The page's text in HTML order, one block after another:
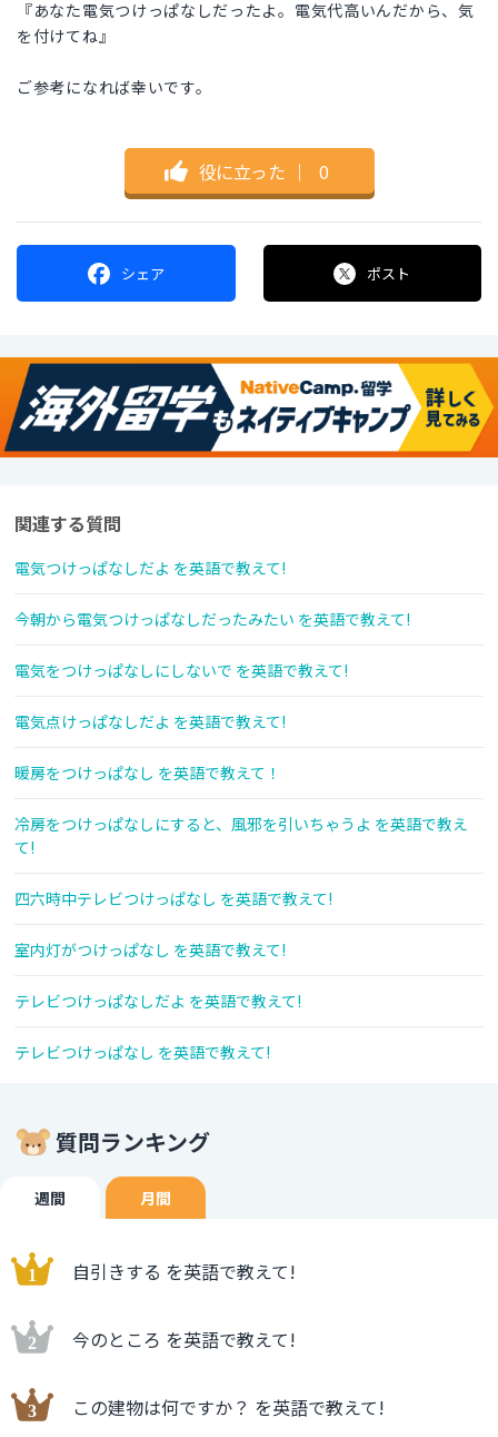
『あなた電気つけっぱなしだったよ。電気代高いんだから、気
を付けてね』
ご参考になれば幸いです。
役に立った ｜ 0
シェア ポスト
関連する質問
電気つけっぱなしだよ を英語で教えて!
今朝から電気つけっぱなしだったみたい を英語で教えて!
電気をつけっぱなしにしないで を英語で教えて!
電気点けっぱなしだよ を英語で教えて!
暖房をつけっぱなし を英語で教えて！
冷房をつけっぱなしにすると、風邪を引いちゃうよ を英語で教え
て!
四六時中テレビつけっぱなし を英語で教えて!
室内灯がつけっぱなし を英語で教えて!
テレビつけっぱなしだよ を英語で教えて!
テレビつけっぱなし を英語で教えて!
質問ランキング
週間 月間
自引きする を英語で教えて!
今のところ を英語で教えて!
この建物は何ですか？ を英語で教えて!